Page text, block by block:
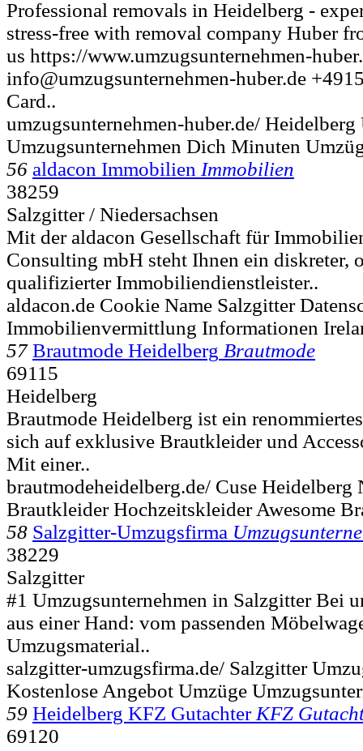
Professional removals in Heidelberg -
stress-free with removal company Huber
us https://www.umzugsunternehmen-
info@umzugsunternehmen-huber.de
Card..
umzugsunternehmen-huber.de/
Umzugsunternehmen Dich Minuten
56 aldacon Immobilien Immobilien
38259
Salzgitter / Niedersachsen
Mit der aldacon Gesellschaft für
Consulting mbH steht Ihnen ein diskreter,
qualifizierter Immobiliendienstleister..
aldacon.de Cookie Name Salzgitter
Immobilienvermittlung Informationen
57 Brautmode Heidelberg Brautmode
69115
Heidelberg
Brautmode Heidelberg ist ein
sich auf exklusive Brautkleider und
Mit einer..
brautmodeheidelberg.de/ Cuse Heidelberg
Brautkleider Hochzeitskleider Awesome
58 Salzgitter-Umzugsfirma
38229
Salzgitter
#1 Umzugsunternehmen in Salzgitter Bei
aus einer Hand: vom passenden
Umzugsmaterial..
salzgitter-umzugsfirma.de/ Salzgitter
Kostenlose Angebot Umzüge
59 Heidelberg KFZ Gutachter KFZ
69120